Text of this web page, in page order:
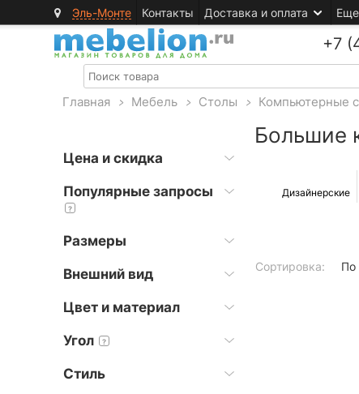
Эль-Монте Контакты Доставка и оплата Еще
+7
Главная > Мебель > Столы > Компьютерные
Цена и скидка
Популярные запросы
?
Размеры
Внешний вид
Цвет и материал
Угол ?
Стиль
Большие
Дизайнерские
Сортировка: По